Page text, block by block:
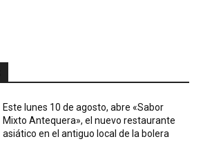
Este lunes 10 de agosto, abre «Sabor
Mixto Antequera», el nuevo restaurante
asiático en el antiguo local de la bolera